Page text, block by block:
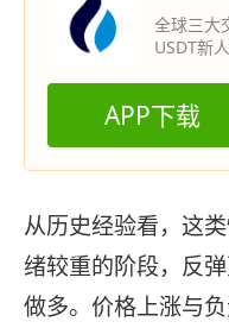
全球三大
USDT新
APP下载
从历史经验看，这
绪较重的阶段，反
做多。价格上涨与